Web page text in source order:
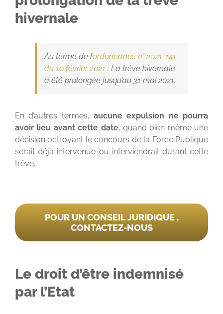
hivernale
Au terme de l’ordonnance n° 2021-141
du 10 février 2021 : La trêve hivernale
a été prolongée jusqu’au 31 mai 2021.
En d’autres termes, aucune expulsion ne pourra
avoir lieu avant cette date, quand bien même une
décision octroyant le concours de la Force Publique
serait déjà intervenue ou interviendrait durant cette
trêve.
POUR UN CONSEIL JURIDIQUE ,
CONTACTEZ-NOUS
Le droit d’être indemnisé
par l’Etat